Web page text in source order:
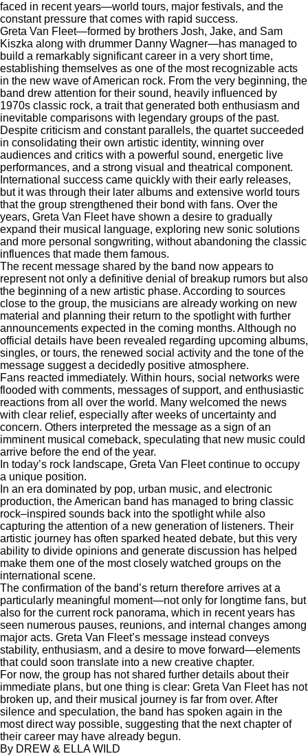
faced in recent years—world tours, major festivals, and the
constant pressure that comes with rapid success.
Greta Van Fleet—formed by brothers Josh, Jake, and Sam
Kiszka along with drummer Danny Wagner—has managed to
build a remarkably significant career in a very short time,
establishing themselves as one of the most recognizable acts
in the new wave of American rock. From the very beginning, the
band drew attention for their sound, heavily influenced by
1970s classic rock, a trait that generated both enthusiasm and
inevitable comparisons with legendary groups of the past.
Despite criticism and constant parallels, the quartet succeeded
in consolidating their own artistic identity, winning over
audiences and critics with a powerful sound, energetic live
performances, and a strong visual and theatrical component.
International success came quickly with their early releases,
but it was through their later albums and extensive world tours
that the group strengthened their bond with fans. Over the
years, Greta Van Fleet have shown a desire to gradually
expand their musical language, exploring new sonic solutions
and more personal songwriting, without abandoning the classic
influences that made them famous.
The recent message shared by the band now appears to
represent not only a definitive denial of breakup rumors but also
the beginning of a new artistic phase. According to sources
close to the group, the musicians are already working on new
material and planning their return to the spotlight with further
announcements expected in the coming months. Although no
official details have been revealed regarding upcoming albums,
singles, or tours, the renewed social activity and the tone of the
message suggest a decidedly positive atmosphere.
Fans reacted immediately. Within hours, social networks were
flooded with comments, messages of support, and enthusiastic
reactions from all over the world. Many welcomed the news
with clear relief, especially after weeks of uncertainty and
concern. Others interpreted the message as a sign of an
imminent musical comeback, speculating that new music could
arrive before the end of the year.
In today’s rock landscape, Greta Van Fleet continue to occupy
a unique position.
In an era dominated by pop, urban music, and electronic
production, the American band has managed to bring classic
rock–inspired sounds back into the spotlight while also
capturing the attention of a new generation of listeners. Their
artistic journey has often sparked heated debate, but this very
ability to divide opinions and generate discussion has helped
make them one of the most closely watched groups on the
international scene.
The confirmation of the band’s return therefore arrives at a
particularly meaningful moment—not only for longtime fans, but
also for the current rock panorama, which in recent years has
seen numerous pauses, reunions, and internal changes among
major acts. Greta Van Fleet’s message instead conveys
stability, enthusiasm, and a desire to move forward—elements
that could soon translate into a new creative chapter.
For now, the group has not shared further details about their
immediate plans, but one thing is clear: Greta Van Fleet has not
broken up, and their musical journey is far from over. After
silence and speculation, the band has spoken again in the
most direct way possible, suggesting that the next chapter of
their career may have already begun.
By DREW & ELLA WILD